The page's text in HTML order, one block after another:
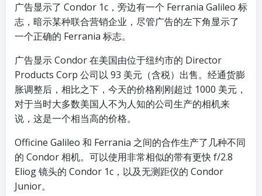
广告显示了 Condor 1c，旁边有一个 Ferrania Galileo 标
志，暗示某种联合营销企业，尽管广告的左下角显示了
一个正确的 Ferrania 标志。
广告显示 Condor 在美国由位于纽约市的 Director
Products Corp 公司以 93 美元（含税）出售。经通货膨
胀调整后，相比之下，今天的价格刚刚超过 1000 美元，
对于当时大多数美国人不为人知的公司生产的相机来
说，这是一个相当高的价格。
Officine Galileo 和 Ferrania 之间的合作生产了几种不同
的 Condor 相机。可以使用非常相似的带有更快 f/2.8
Eliog 镜头的 Condor 1c，以及无测距仪的 Condor
Junior。